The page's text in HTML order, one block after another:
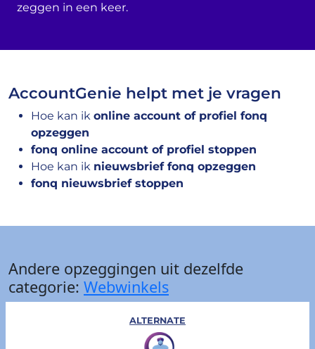
zeggen in een keer.
AccountGenie helpt met je vragen
Hoe kan ik online account of profiel fonq
opzeggen
fonq online account of profiel stoppen
Hoe kan ik nieuwsbrief fonq opzeggen
fonq nieuwsbrief stoppen
Andere opzeggingen uit dezelfde
categorie: Webwinkels
ALTERNATE